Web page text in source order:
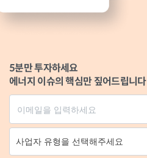
5분만 투자하세요
에너지 이슈의 핵심만 짚어드립니다